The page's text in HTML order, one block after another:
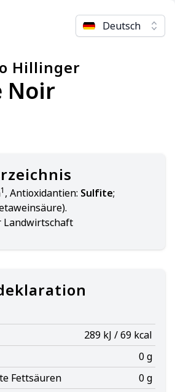
Deutsch
Hillinger
Noir
1 , Antioxidantien: Sulfite;
Landwirtschaft
289 kJ / 69 kcal
0 g
Fettsäuren
0 g